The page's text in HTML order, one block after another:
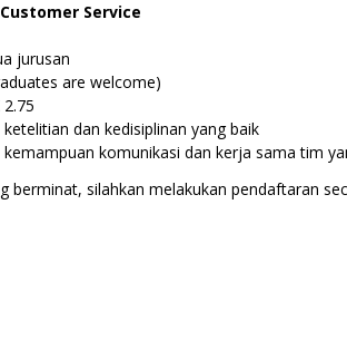
Service
jurusan
are welcome)
dan kedisiplinan yang baik
kemampuan komunikasi dan kerja sama tim
berminat, silahkan melakukan pendaftaran